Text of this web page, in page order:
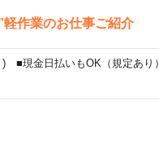
軽作業のお仕事ご紹介
■現金日払いもOK（規定あり）